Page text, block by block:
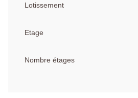
Lotissement
Etage
Nombre étages